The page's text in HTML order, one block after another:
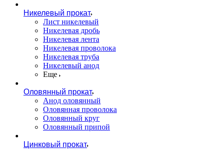
Никелевый прокат
Лист никелевый
Никелевая дробь
Никелевая лента
Никелевая проволока
Никелевая труба
Никелевый анод
Еще
Оловянный прокат
Анод оловянный
Оловянная проволока
Оловянный круг
Оловянный припой
Цинковый прокат